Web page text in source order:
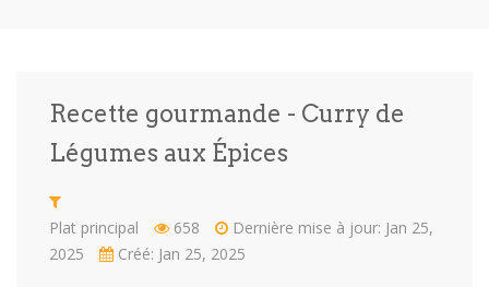
Plat princ… Poisson Porc
Soupes St valenti…
Viande
Recette gourmande - Curry de
Légumes aux Épices
Plat principal 658
Dernière mise à jour: Jan 25,
2025
Créé: Jan 25, 2025